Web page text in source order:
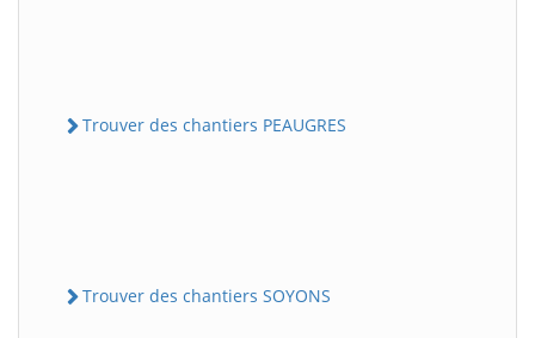
Trouver des chantiers PEAUGRES
Trouver des chantiers SOYONS